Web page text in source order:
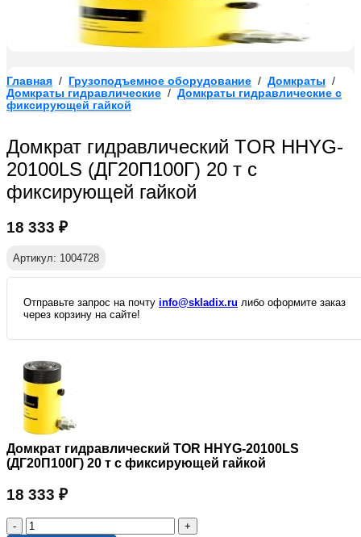
Главная / Грузоподъемное оборудование / Домкраты
/
Домкраты гидравлические / Домкраты гидравлические с
фиксирующей гайкой
Домкрат гидравлический TOR HHYG-
20100LS (ДГ20П100Г) 20 т с
фиксирующей гайкой
18 333 ₽
Артикул: 1004728
Отправьте запрос на почту info@skladix.ru либо оформите заказ
через корзину на сайте!
Домкрат гидравлический TOR HHYG-20100LS
(ДГ20П100Г) 20 т с фиксирующей гайкой
18 333 ₽
Количество